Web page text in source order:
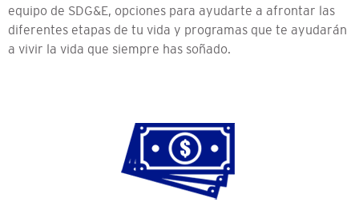
equipo de SDG&E, opciones para ayudarte a afrontar las
diferentes etapas de tu vida y programas que te ayudarán
a vivir la vida que siempre has soñado.